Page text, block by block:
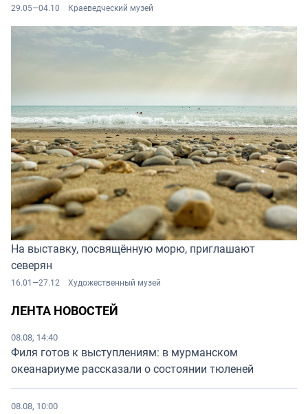
ЛЕНТА НОВОСТЕЙ
08.08, 14:40
Филя готов к выступлениям: в мурманском
океанариуме рассказали о состоянии тюленей
08.08, 10:00
29.05—04.10 Краеведческий музей
На выставку, посвящённую морю, приглашают
северян
16.01—27.12 Художественный музей